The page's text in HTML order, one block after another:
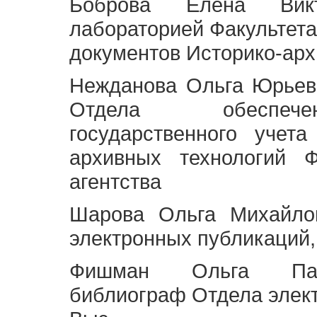
лабораторией
документов Историко-
Нежданова Ольга
Отдела
государственного
архивных технологий
агентства
Шарова Ольга
электронных
Фишман Ольга
библиограф Отдела